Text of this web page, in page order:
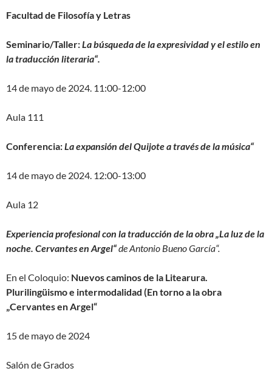
Facultad de Filosofía y Letras
Seminario/Taller:La búsqueda de la expresividad y el estilo en
la traducción literaria“.
14 de mayo de 2024. 11:00-12:00
Aula 111
Conferencia:La expansión del Quijote a través de la música“
14 de mayo de 2024. 12:00-13:00
Aula 12
Experiencia profesional con la traducción de la obra „La luz de la
noche. Cervantes en Argel“de Antonio Bueno García“.
En el Coloquio: Nuevos caminos de la Litearura.
Plurilingüismo e intermodalidad (En torno a la obra
„Cervantes en Argel“
15 de mayo de 2024
Salón de Grados